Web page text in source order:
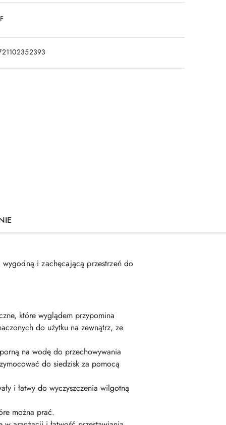
i zachęcającą przestrzeń do
które wyglądem przypomina
do użytku na zewnątrz, ze
na wodę do przechowywania
do siedzisk za pomocą
i łatwy do wyczyszczenia wilgotną
można prać.